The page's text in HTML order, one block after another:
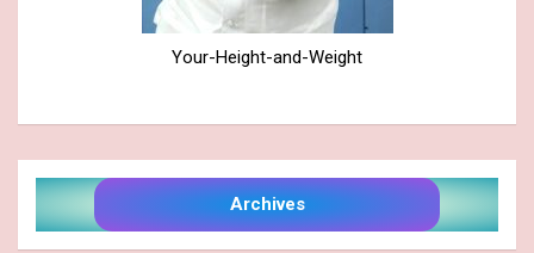
Your-Height-and-Weight
Archives